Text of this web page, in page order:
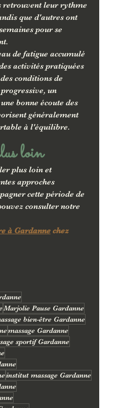
retrouvent leur rythme
que d'autres ont
pour se
de fatigue accumulé
activités pratiquées
conditions de
un
bonne écoute des
généralement
à l'équilibre.
loin
plus loin et
approches
cette période de
consulter notre
à Gardanne chez
Marjolie Pause Gardanne
bien-être Gardanne
massage Gardanne
sportif Gardanne
institut massage Gardanne